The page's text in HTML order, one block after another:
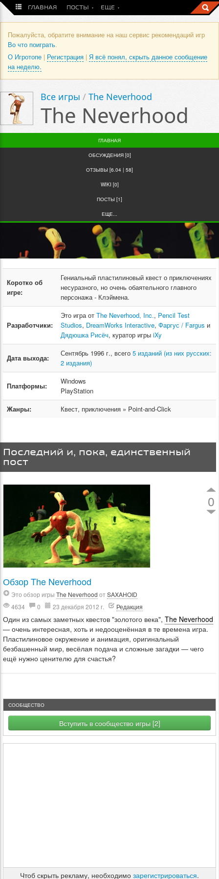
ГЛАВНАЯ ПОСТЫ ЕЩЕ
Пожалуйста, обратите внимание на наш сервис рекомендаций игр
Во что поиграть.
О Игротопе | Регистрация | Я всё понял, скрыть данное сообщение
на неделю.
Все игры / The Neverhood
The Neverhood
ГЛАВНАЯ
ОБСУЖДЕНИЯ [0]
ОТЗЫВЫ [6.04 | 58]
WIKI [0]
ПОСТЫ [1]
ЕЩЕ...
Коротко об
игре:
Гениальный пластилиновый квест о приключениях
несуразного, но очень обаятельного главного
персонажа - Клэймена.
Разработчики:
Это игра от The Neverhood, Inc., Pencil Test
Studios, DreamWorks Interactive, Фаргус / Fargus и
Дядюшка Рисёч, куратор игры iXy
Дата выхода:
Сентябрь 1996 г., всего 5 изданий (из них русских:
2 издания)
Платформы:
Windows
PlayStation
Жанры:
Квест, приключения » Point-and-Click
Последний и, пока, единственный
пост
0
Обзор The Neverhood
Это обзор игры The Neverhood отSAXAHOID
4634
0 23 декабря 2012 г. Редакция
Один из самых заметных квестов "золотого века", The Neverhood
— очень интересная, хоть и недооценённая в те времена игра.
Пластилиновое окружение и анимация, оригинальный
безбашенный мир, весёлая подача и сложные загадки — чего
ещё нужно ценителю для счастья?
СООБЩЕСТВО
Вступить в сообщество игры [2]
Чтоб скрыть рекламу, необходимо зарегистрироваться.